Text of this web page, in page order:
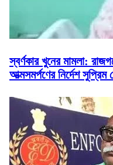
স্বর্ণকার খুনের মামলা:
আত্মসমর্পণের নির্দেশ সুপ্রিম